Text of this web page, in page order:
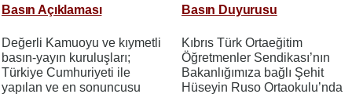
Basın Açıklaması
Değerli Kamuoyu ve kıymetli
basın-yayın kuruluşları;
Türkiye Cumhuriyeti ile
yapılan ve en sonuncusu
Basın Duyurusu
Kıbrıs Türk Ortaeğitim
Öğretmenler Sendikası’nın
Bakanlığımıza bağlı Şehit
Hüseyin Ruso Ortaokulu’nda